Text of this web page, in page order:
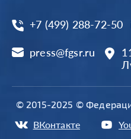
+7 (499) 288-72-50
press@fgsr.ru
© 2015-2025 ©
ВКонтакте